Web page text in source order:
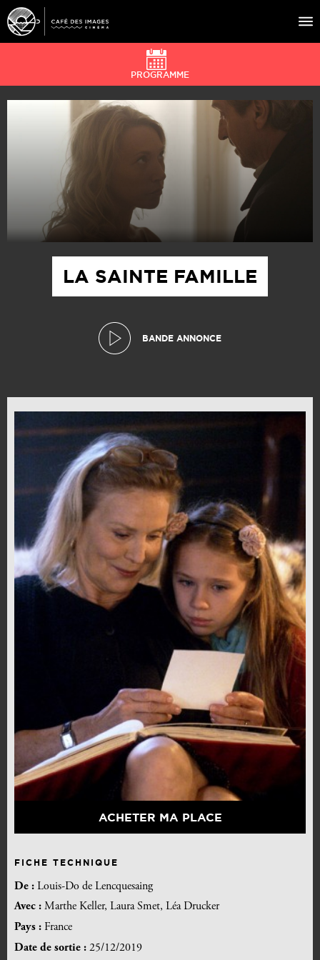
À L’AFFICHE
ÉVÉNEMENTS
CAFÉ DU CINÉ
PRATIQUE
ÉDUCATION AUX IMAGES
LA SAINTE FAMILLE
BANDE ANNONCE
ACHETER MA PLACE
FICHE TECHNIQUE
De : Louis-Do de Lencquesaing
Avec : Marthe Keller, Laura Smet, Léa Drucker
Pays : France
Date de sortie : 25/12/2019
PROGRAMME